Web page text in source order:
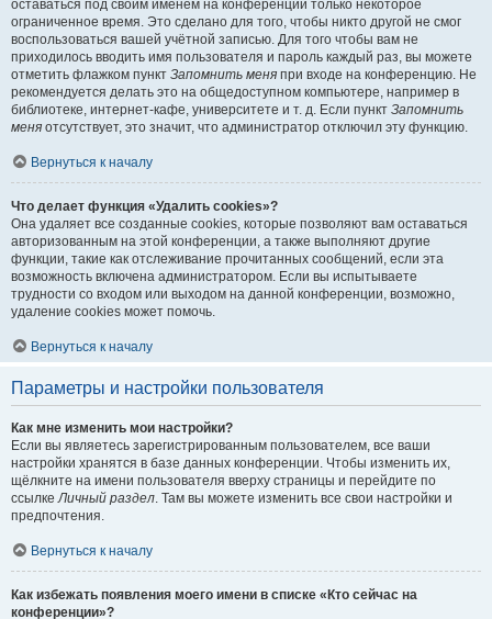
оставаться под своим именем на конференции только некоторое
ограниченное время. Это сделано для того, чтобы никто другой не смог
воспользоваться вашей учётной записью. Для того чтобы вам не
приходилось вводить имя пользователя и пароль каждый раз, вы можете
отметить флажком пункт Запомнить меня при входе на конференцию. Не
рекомендуется делать это на общедоступном компьютере, например в
библиотеке, интернет-кафе, университете и т. д. Если пункт Запомнить
меня отсутствует, это значит, что администратор отключил эту функцию.
Вернуться к началу
Что делает функция «Удалить cookies»?
Она удаляет все созданные cookies, которые позволяют вам оставаться
авторизованным на этой конференции, а также выполняют другие
функции, такие как отслеживание прочитанных сообщений, если эта
возможность включена администратором. Если вы испытываете
трудности со входом или выходом на данной конференции, возможно,
удаление cookies может помочь.
Вернуться к началу
Параметры и настройки пользователя
Как мне изменить мои настройки?
Если вы являетесь зарегистрированным пользователем, все ваши
настройки хранятся в базе данных конференции. Чтобы изменить их,
щёлкните на имени пользователя вверху страницы и перейдите по
ссылкеЛичный раздел. Там вы можете изменить все свои настройки и
предпочтения.
Вернуться к началу
Как избежать появления моего имени в списке «Кто сейчас на
конференции»?